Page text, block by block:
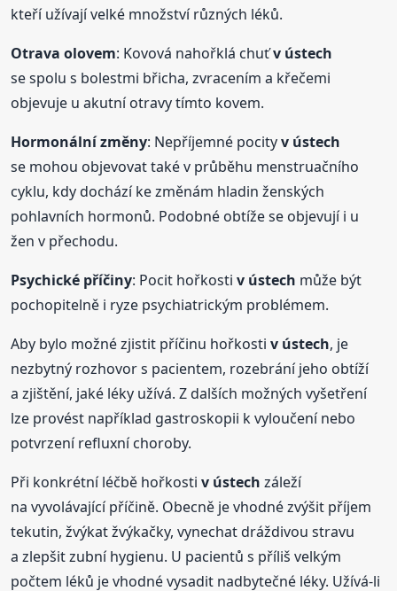
kteří užívají velké množství různých léků.
Otrava olovem: Kovová nahořklá chuťv ústech
se spolu s bolestmi břicha, zvracením a křečemi
objevuje u akutní otravy tímto kovem.
Hormonální změny: Nepříjemné pocityv ústech
se mohou objevovat také v průběhu menstruačního
cyklu, kdy dochází ke změnám hladin ženských
pohlavních hormonů. Podobné obtíže se objevují i u
žen v přechodu.
Psychické příčiny: Pocit hořkostiv ústech může být
pochopitelně i ryze psychiatrickým problémem.
Aby bylo možné zjistit příčinu hořkostiv ústech, je
nezbytný rozhovor s pacientem, rozebrání jeho obtíží
a zjištění, jaké léky užívá. Z dalších možných vyšetření
lze provést například gastroskopii k vyloučení nebo
potvrzení refluxní choroby.
Při konkrétní léčbě hořkostiv ústech záleží
na vyvolávající příčině. Obecně je vhodné zvýšit příjem
tekutin, žvýkat žvýkačky, vynechat dráždivou stravu
a zlepšit zubní hygienu. U pacientů s příliš velkým
počtem léků je vhodné vysadit nadbytečné léky. Užívá-li